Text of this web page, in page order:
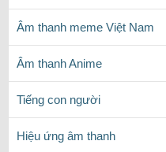
Âm thanh meme Việt Nam
Âm thanh Anime
Tiếng con người
Hiệu ứng âm thanh